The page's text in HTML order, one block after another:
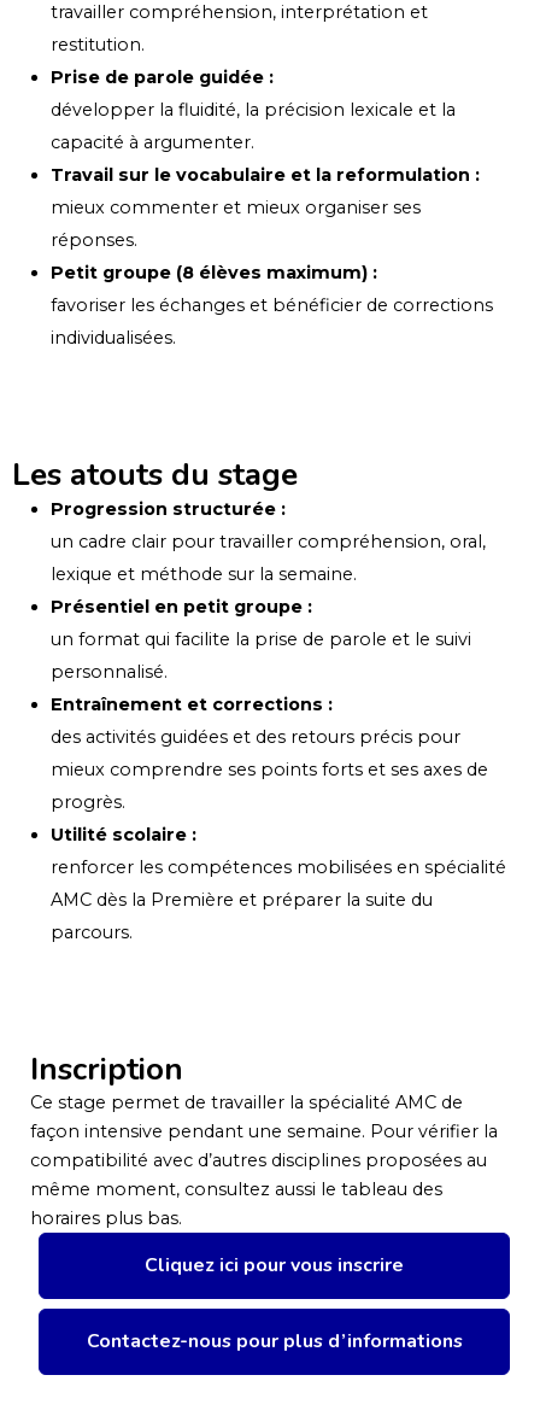
travailler compréhension, interprétation et
restitution.
Prise de parole guidée :
développer la fluidité, la précision lexicale et la
capacité à argumenter.
Travail sur le vocabulaire et la reformulation :
mieux commenter et mieux organiser ses
réponses.
Petit groupe (8 élèves maximum) :
favoriser les échanges et bénéficier de corrections
individualisées.
Les atouts du stage
Progression structurée :
un cadre clair pour travailler compréhension, oral,
lexique et méthode sur la semaine.
Présentiel en petit groupe :
un format qui facilite la prise de parole et le suivi
personnalisé.
Entraînement et corrections :
des activités guidées et des retours précis pour
mieux comprendre ses points forts et ses axes de
progrès.
Utilité scolaire :
renforcer les compétences mobilisées en spécialité
AMC dès la Première et préparer la suite du
parcours.
Inscription
Ce stage permet de travailler la spécialité AMC de
façon intensive pendant une semaine. Pour vérifier la
compatibilité avec d’autres disciplines proposées au
même moment, consultez aussi le tableau des
horaires plus bas.
Cliquez ici pour vous inscrire
Contactez-nous pour plus d’informations